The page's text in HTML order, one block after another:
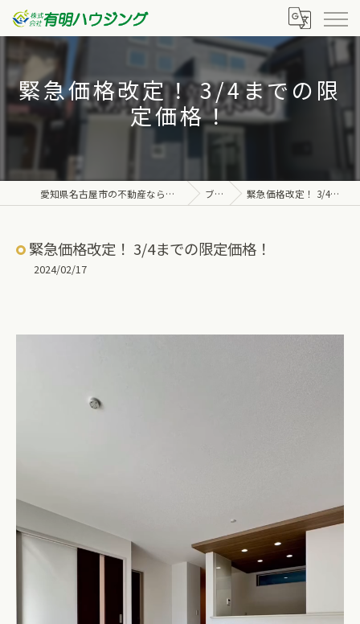
緊急価格改定！ 3/4までの限
定価格！
愛知県名古屋市の不動産なら株式会社有明ハウジング ブログ 緊急価格改定！ 3/4までの限定価格！
緊急価格改定！ 3/4までの限定価格！
2024/02/17